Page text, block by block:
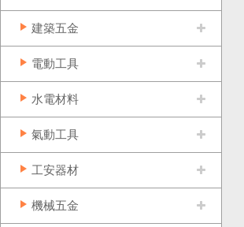
建築五金
電動工具
水電材料
氣動工具
工安器材
機械五金